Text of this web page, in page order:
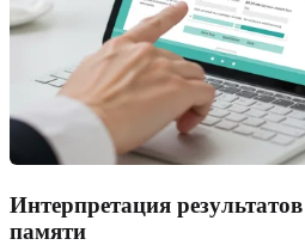
Интерпретация
памяти